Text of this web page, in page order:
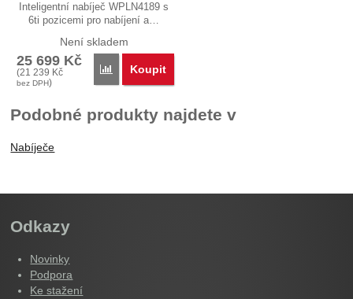
Inteligentní nabíječ WPLN4189 s
6ti pozicemi pro nabíjení a…
Není skladem
25 699 Kč
(21 239 Kč
bez DPH)
Porovnat
Koupit
Podobné produkty najdete v
Nabíječe
Odkazy
Novinky
Podpora
Ke stažení